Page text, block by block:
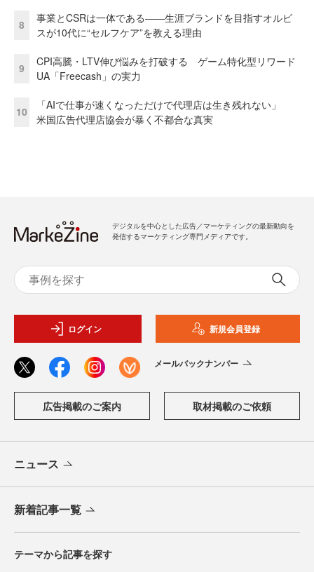
8
事業とCSRは一体である――生涯ブランドを目指すオルビ
スが10代に“セルフケア”を教える理由
9
CPI高騰・LTV伸び悩みを打破する ゲーム特化型リワード
UA「Freecash」の実力
10
「AIで仕事が速くなっただけで代理店は生き残れない」
米国広告代理店協会が暴く不都合な真実
デジタルを中心とした広告／マーケティングの最新動向を
発信するマーケティング専門メディアです。
ログイン 新規会員登録
メールバックナンバー
広告掲載のご案内 取材掲載のご依頼
ニュース
新着記事一覧
テーマから記事を探す